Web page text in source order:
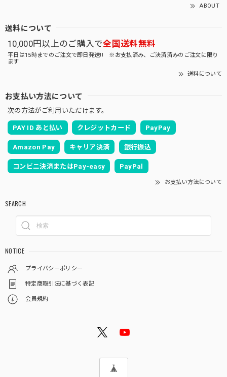
ABOUT
送料について
10,000円以上のご購入で全国送料無料
平日は15時までのご注文で即日発送!! ※お支払済み、ご決済済みのご注文に限り
ます
送料について
お支払い方法について
次の方法がご利用いただけます。
PAY ID あと払い クレジットカード PayPay
Amazon Pay キャリア決済 銀行振込
コンビニ決済またはPay-easy PayPal
お支払い方法について
SEARCH
NOTICE
プライバシーポリシー
特定商取引法に基づく表記
会員規約